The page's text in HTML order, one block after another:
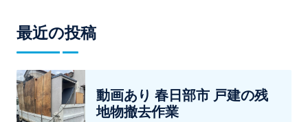
最近の投稿
動画あり 春日部市 戸建の残
地物撤去作業